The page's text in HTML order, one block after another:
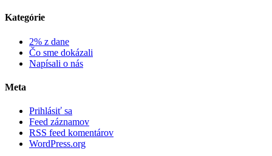
Kategórie
2% z dane
Čo sme dokázali
Napísali o nás
Meta
Prihlásiť sa
Feed záznamov
RSS feed komentárov
WordPress.org